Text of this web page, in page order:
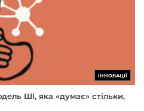
ІННОВАЦІЇ
ШІ, яка «думає» стільки,